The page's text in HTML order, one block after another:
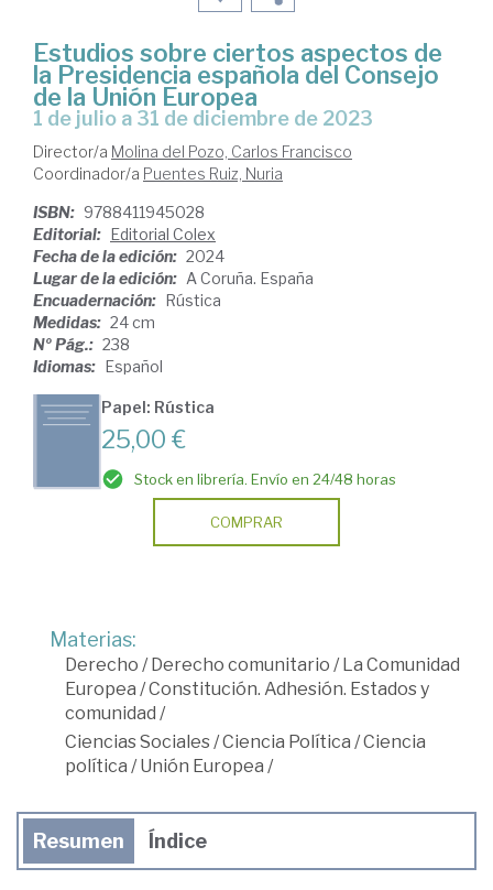
Estudios sobre ciertos aspectos de
la Presidencia española del Consejo
de la Unión Europea
1 de julio a 31 de diciembre de 2023
Director/a Molina del Pozo, Carlos Francisco
Coordinador/a Puentes Ruiz, Nuria
ISBN: 9788411945028
Editorial: Editorial Colex
Fecha de la edición: 2024
Lugar de la edición: A Coruña. España
Encuadernación: Rústica
Medidas: 24 cm
Nº Pág.: 238
Idiomas: Español
Papel: Rústica
25,00 €
Stock en librería. Envío en 24/48 horas
COMPRAR
Materias:
Derecho /Derecho comunitario /La Comunidad
Europea /Constitución. Adhesión. Estados y
comunidad /
Ciencias Sociales /Ciencia Política /Ciencia
política /Unión Europea /
Resumen Índice